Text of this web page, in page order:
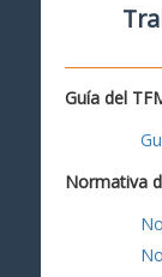
Guía del
Normativa